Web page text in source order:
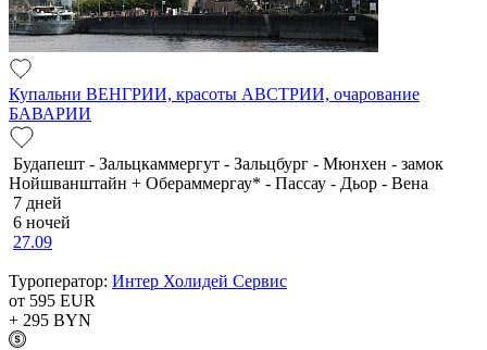
Купальни ВЕНГРИИ, красоты АВСТРИИ, очарование
БАВАРИИ
Будапешт - Зальцкаммергут - Зальцбург - Мюнхен - замок
Нойшванштайн + Обераммергау* - Пассау - Дьор - Вена
7 дней
6 ночей
27.09
Туроператор: Интер Холидей Сервис
от 595 EUR
+ 295 BYN